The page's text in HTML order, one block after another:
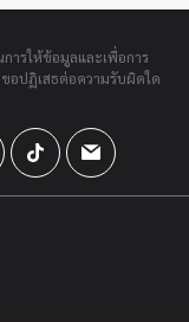
ารให้ข้อมูลและเพื่อการ
อปฏิเสธต่อความรับผิดใด